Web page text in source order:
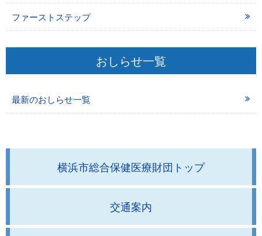
ファーストステップ
おしらせ一覧
最新のおしらせ一覧
横浜市総合保健医療財団トップ
交通案内